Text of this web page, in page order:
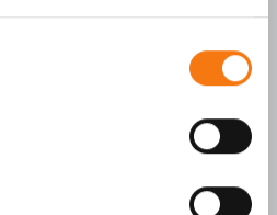
laatusertifikaatit: